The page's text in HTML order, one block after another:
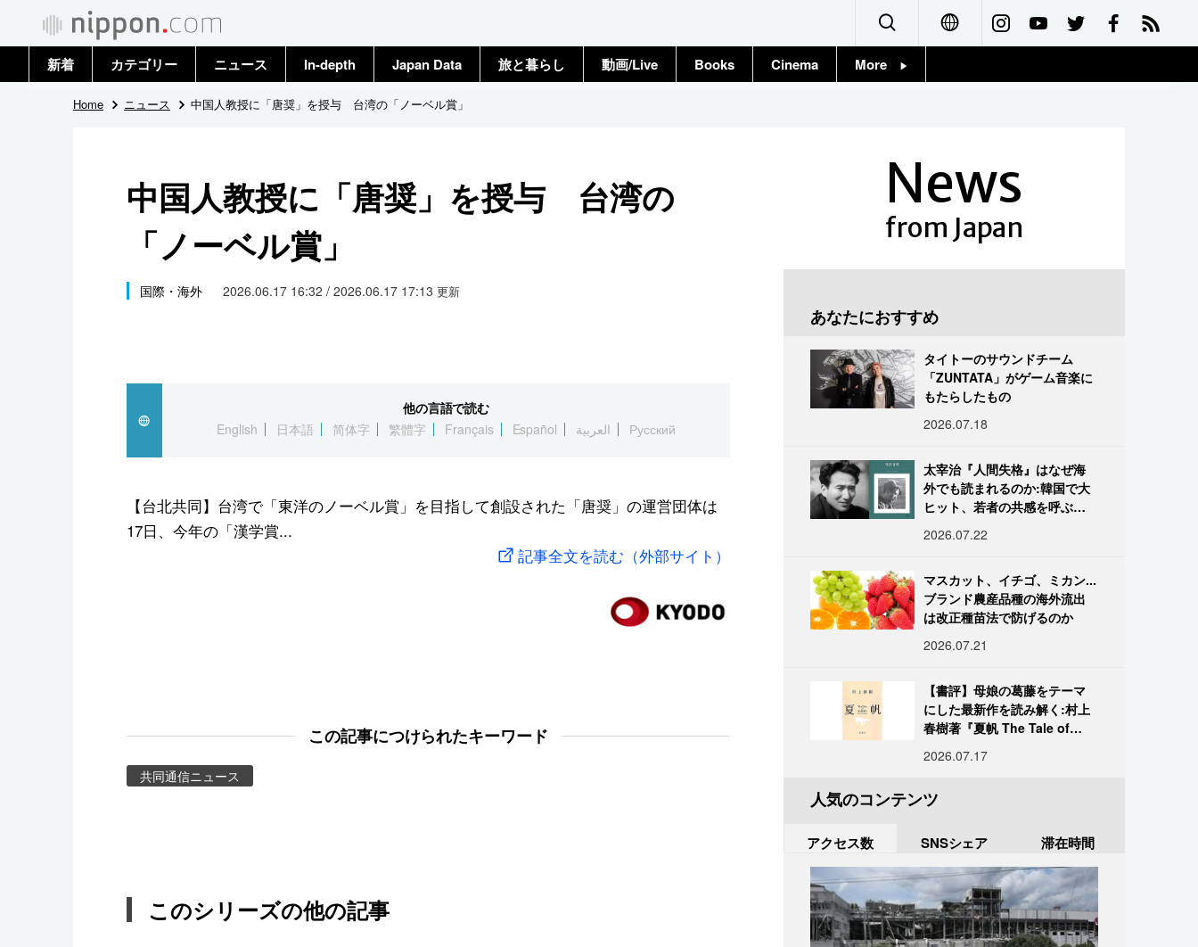
Français
新着 カテゴリー
政治・外交
国際
文化
スポーツ・東京2020
ニュース
トップ
In-depth Japan Data 旅と暮らし 動画/Live Books Cinema More
Home ニュース 中国人教授に「唐奨」を授与 台湾の「ノーベル賞」
中国人教授に「唐奨」を授与 台湾の
「ノーベル賞」
国際・海外 2026.06.17 16:32 / 2026.06.17 17:13 更新
他の言語で読む
English
日本語 简体字 繁體字 Français Español العربية Русский
【台北共同】台湾で「東洋のノーベル賞」を目指して創設された「唐奨」の運営団体は
17日、今年の「漢学賞...
記事全文を読む（外部サイト）
この記事につけられたキーワード
共同通信ニュース
このシリーズの他の記事
News
from Japan
あなたにおすすめ
タイトーのサウンドチーム
「ZUNTATA」がゲーム音楽に
もたらしたもの
2026.07.18
太宰治『人間失格』はなぜ海
外でも読まれるのか:韓国で大
ヒット、若者の共感を呼ぶ
2026.07.22
マスカット、イチゴ、ミカン...
ブランド農産品種の海外流出
は改正種苗法で防げるのか
2026.07.21
【書評】母娘の葛藤をテーマ
にした最新作を読み解く:村上
春樹著『夏帆 The Tale of
2026.07.17
人気のコンテンツ
アクセス数 SNSシェア 滞在時間